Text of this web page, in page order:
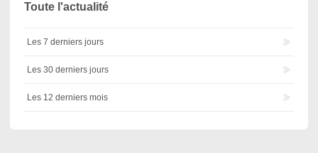
Toute l'actualité
Les 7 derniers jours
Les 30 derniers jours
Les 12 derniers mois